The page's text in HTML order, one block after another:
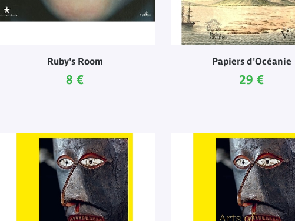
Ruby's Room
Prix ​​actuel
8 €
Papiers d'Océanie
Prix
29 €